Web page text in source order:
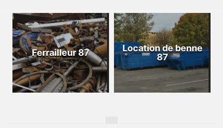
Ferrailleur 87
Location de benne
87